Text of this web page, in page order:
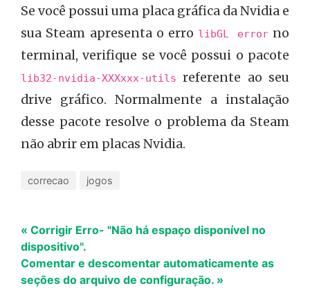
Se você possui uma placa gráfica da Nvidia e
sua Steam apresenta o erro libGL errorno
terminal, verifique se você possui o pacote
lib32-nvidia-XXXxxx-utils referente ao seu
drive gráfico. Normalmente a instalação
desse pacote resolve o problema da Steam
não abrir em placas Nvidia.
correcao jogos
« Corrigir Erro- "Não há espaço disponível no
dispositivo".
Comentar e descomentar automaticamente as
seções do arquivo de configuração. »